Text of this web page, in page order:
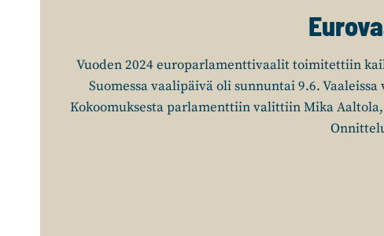
Vuoden 2024 europarlamenttivaalit toimitettiin
Suomessa vaalipäivä oli sunnuntai 9.6.
Kokoomuksesta parlamenttiin valittiin Mika